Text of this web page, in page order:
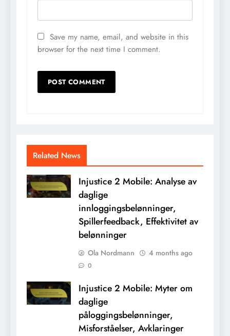
Save my name, email, and website in this
browser for the next time I comment.
Related News
Injustice 2 Mobile: Analyse av
daglige
innloggingsbelønninger,
Spillerfeedback, Effektivitet av
belønninger
Ola Nordmann 4 months ago
0
Injustice 2 Mobile: Myter om
daglige
påloggingsbelønninger,
Misforståelser, Avklaringer